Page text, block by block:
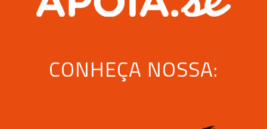
CONHEÇA NOSSA: